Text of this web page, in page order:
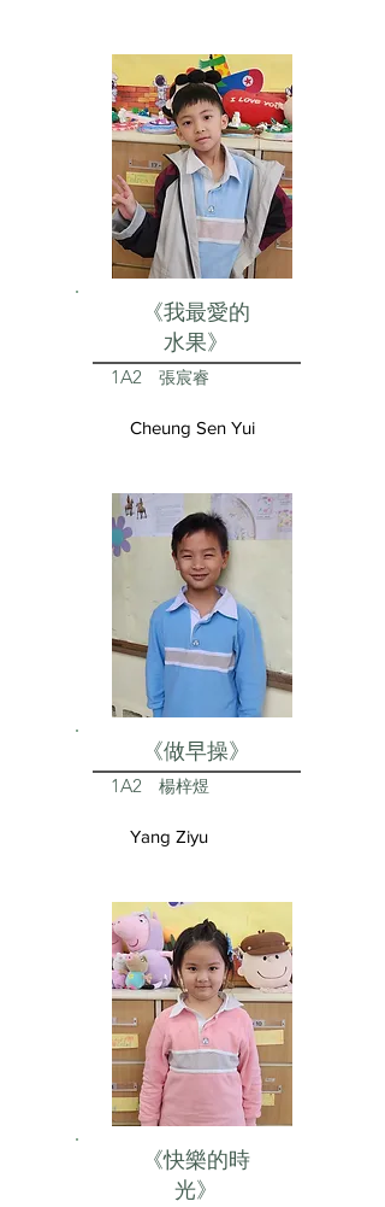
《我最愛的
水果》
1A2 張宸睿
Cheung Sen Yui
《做早操》
1A2 楊梓煜
Yang Ziyu
《快樂的時
光》